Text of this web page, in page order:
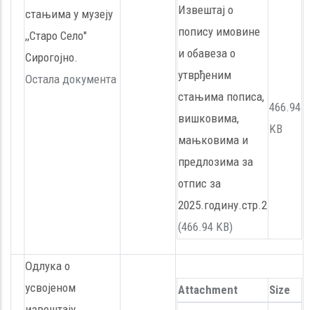
стањима у музеју
,,Старо Село"
Сирогојно.
Остала документа
Извештај о
попису имовине
и обавеза о
утврђеним
стањима пописа,
вишковима,
мањковима и
предлозима за
отпис за
2025.годину.стр.2
(466.94 KB)
466.94
KB
Одлука о
усвојеном
Attachment
Size